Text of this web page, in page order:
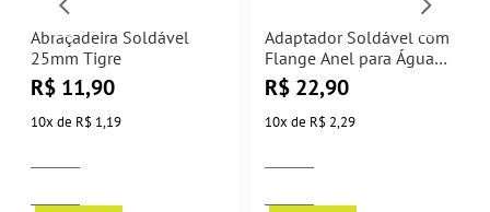
Abraçadeira Soldável
25mm Tigre
R$ 11,90
10x de R$ 1,19
Adaptador Soldável com
Flange Anel para Água
20mm Tigre
R$ 22,90
10x de R$ 2,29